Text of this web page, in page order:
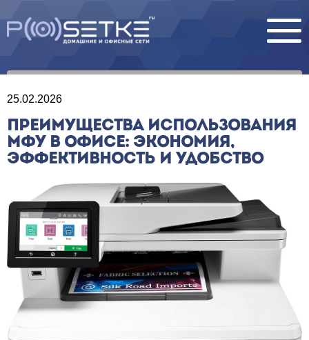
25.02.2026
ПРЕИМУЩЕСТВА ИСПОЛЬЗОВАНИЯ
МФУ В ОФИСЕ: ЭКОНОМИЯ,
ЭФФЕКТИВНОСТЬ И УДОБСТВО